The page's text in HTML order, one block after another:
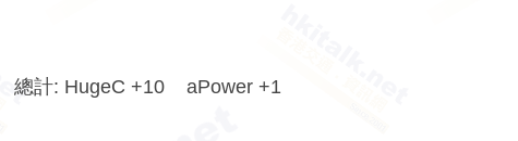
網
總計: HugeC +10 aPower +1